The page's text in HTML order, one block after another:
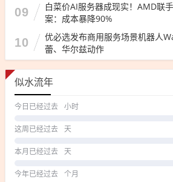
09
白菜价AI服务器成现实！AMD联
案：成本暴降90%
10
优必选发布商用服务场景机器人
蕾、华尔兹动作
似水流年
今日已经过去 小时
这周已经过去 天
本月已经过去 天
今年已经过去 个月